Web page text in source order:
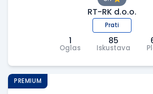
RT-RK d.o.o.
Prati
1
Oglas
85
Iskustava
PREMIUM